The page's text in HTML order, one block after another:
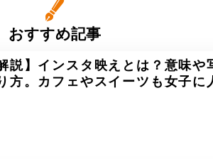
おすすめ記事
説】インスタ映えとは？意味や
方。カフェやスイーツも女子に